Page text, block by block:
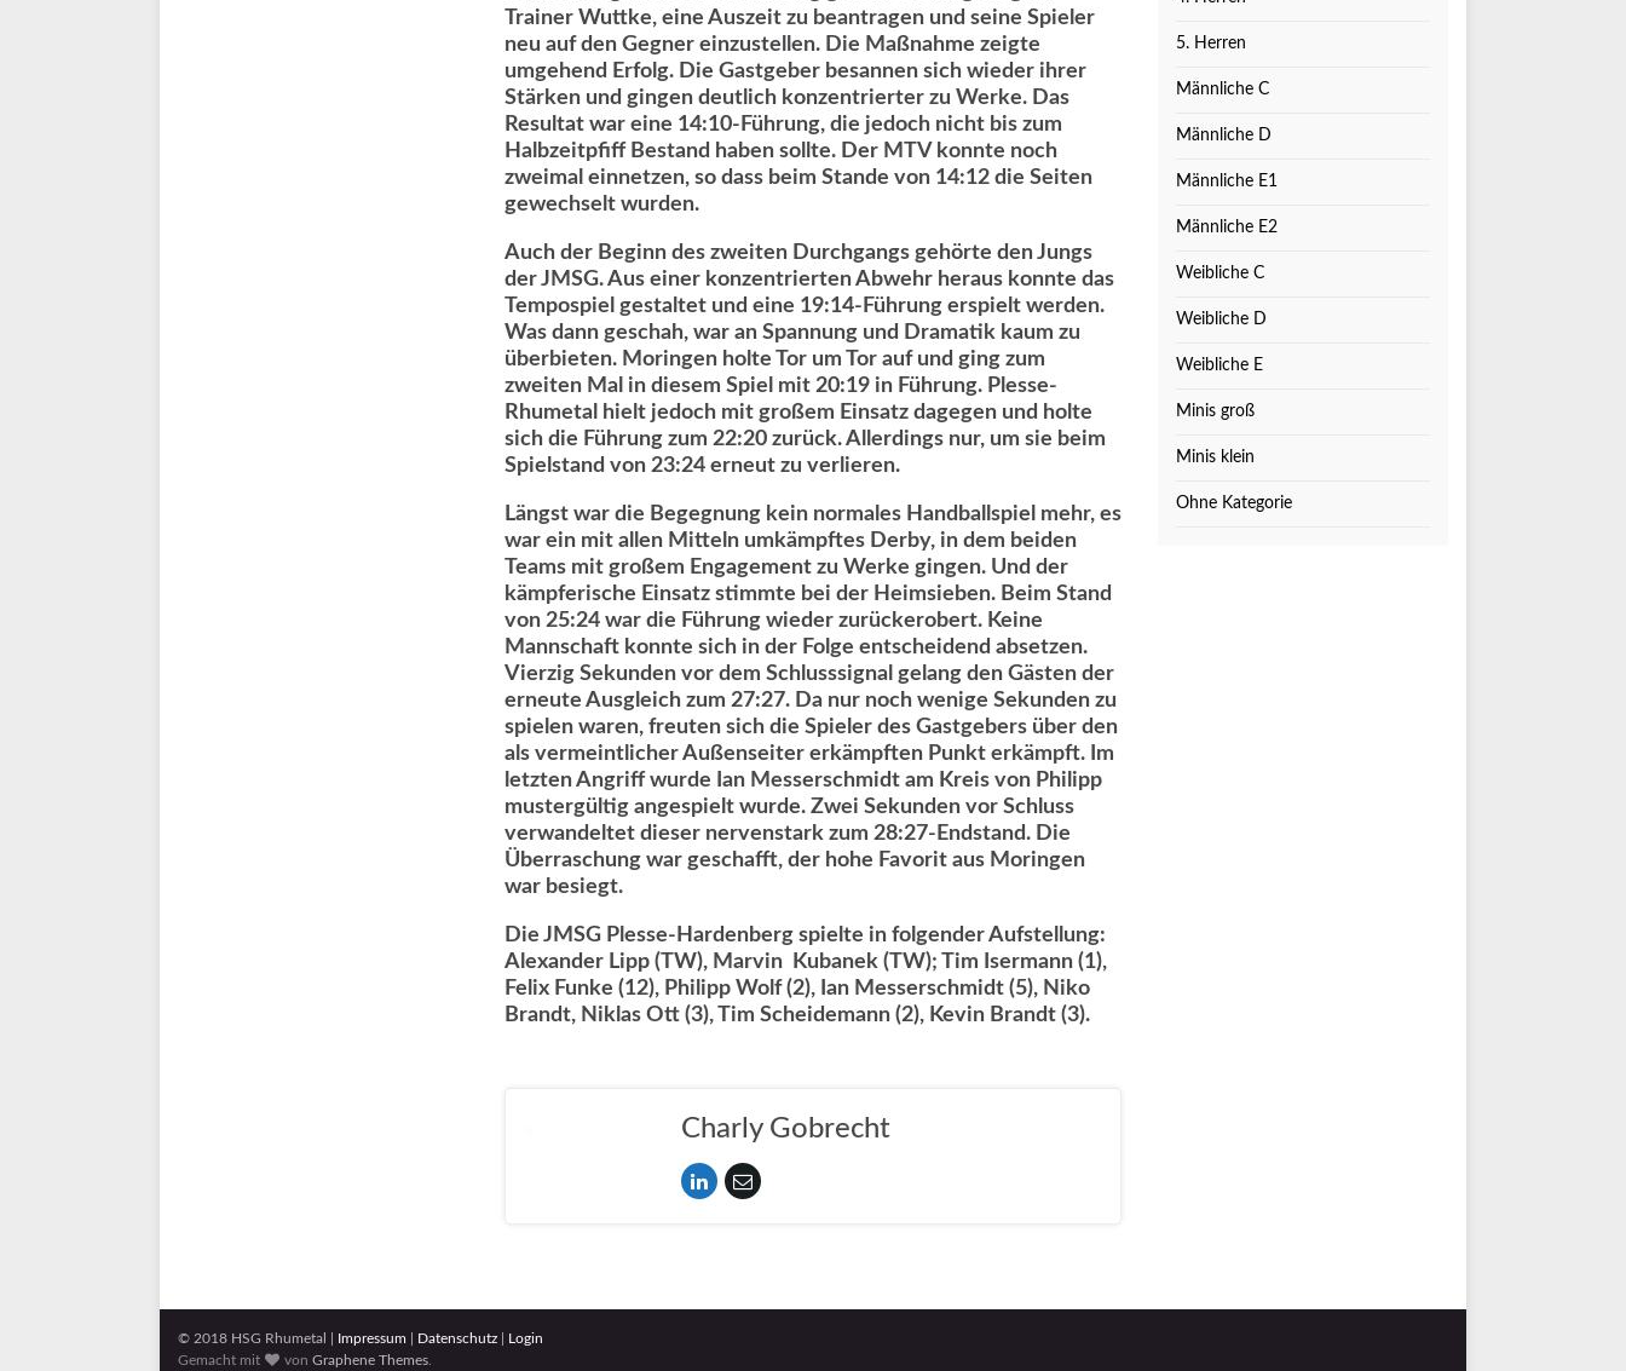
Trainer Wuttke, eine Auszeit zu beantragen und seine Spieler
neu auf den Gegner einzustellen. Die Maßnahme zeigte
umgehend Erfolg. Die Gastgeber besannen sich wieder ihrer
Stärken und gingen deutlich konzentrierter zu Werke. Das
Resultat war eine 14:10-Führung, die jedoch nicht bis zum
Halbzeitpfiff Bestand haben sollte. Der MTV konnte noch
zweimal einnetzen, so dass beim Stande von 14:12 die Seiten
gewechselt wurden.
Auch der Beginn des zweiten Durchgangs gehörte den Jungs
der JMSG. Aus einer konzentrierten Abwehr heraus konnte das
Tempospiel gestaltet und eine 19:14-Führung erspielt werden.
Was dann geschah, war an Spannung und Dramatik kaum zu
überbieten. Moringen holte Tor um Tor auf und ging zum
zweiten Mal in diesem Spiel mit 20:19 in Führung. Plesse-
Rhumetal hielt jedoch mit großem Einsatz dagegen und holte
sich die Führung zum 22:20 zurück. Allerdings nur, um sie beim
Spielstand von 23:24 erneut zu verlieren.
Längst war die Begegnung kein normales Handballspiel mehr, es
war ein mit allen Mitteln umkämpftes Derby, in dem beiden
Teams mit großem Engagement zu Werke gingen. Und der
kämpferische Einsatz stimmte bei der Heimsieben. Beim Stand
von 25:24 war die Führung wieder zurückerobert. Keine
Mannschaft konnte sich in der Folge entscheidend absetzen.
Vierzig Sekunden vor dem Schlusssignal gelang den Gästen der
erneute Ausgleich zum 27:27. Da nur noch wenige Sekunden zu
spielen waren, freuten sich die Spieler des Gastgebers über den
als vermeintlicher Außenseiter erkämpften Punkt erkämpft. Im
letzten Angriff wurde Ian Messerschmidt am Kreis von Philipp
mustergültig angespielt wurde. Zwei Sekunden vor Schluss
verwandeltet dieser nervenstark zum 28:27-Endstand. Die
Überraschung war geschafft, der hohe Favorit aus Moringen
war besiegt.
Die JMSG Plesse-Hardenberg spielte in folgender Aufstellung:
Alexander Lipp (TW), Marvin Kubanek (TW); Tim Isermann (1),
Felix Funke (12), Philipp Wolf (2), Ian Messerschmidt (5), Niko
Brandt, Niklas Ott (3), Tim Scheidemann (2), Kevin Brandt (3).
Charly Gobrecht
5. Herren
Männliche C
Männliche D
Männliche E1
Männliche E2
Weibliche C
Weibliche D
Weibliche E
Minis groß
Minis klein
Ohne Kategorie
© 2018 HSG Rhumetal | Impressum Datenschutz
Login
Gemacht mit
vonGraphene Themes